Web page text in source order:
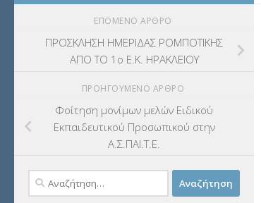
ΕΠΌΜΕΝΟ ΆΡΘΡΟ
ΠΡΟΣΚΛΗΣΗ ΗΜΕΡΙΔΑΣ ΡΟΜΠΟΤΙΚΗΣ
ΑΠΟ ΤΟ 1ο Ε.Κ. ΗΡΑΚΛΕΙΟΥ
ΠΡΟΗΓΟΎΜΕΝΟ ΆΡΘΡΟ
Φοίτηση μονίμων μελών Ειδικού
Εκπαιδευτικού Προσωπικού στην
Α.Σ.ΠΑΙ.Τ.Ε.
Αναζήτηση
για: